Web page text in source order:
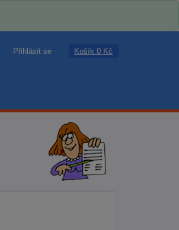
Přihlásit se Košík 0 Kč